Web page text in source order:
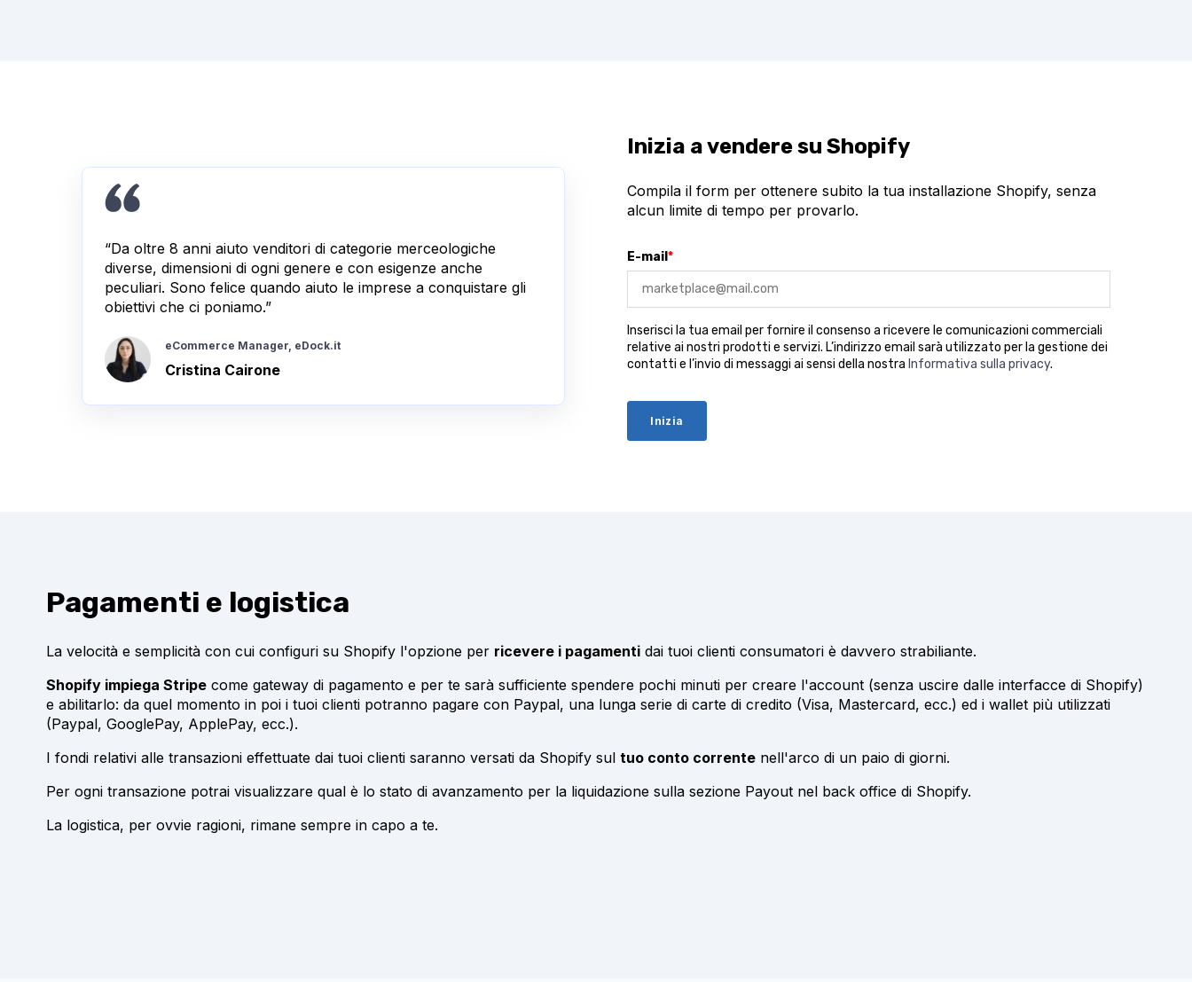
“Da oltre 8 anni aiuto venditori di categorie merceologiche
diverse, dimensioni di ogni genere e con esigenze anche
peculiari. Sono felice quando aiuto le imprese a conquistare gli
obiettivi che ci poniamo.”
eCommerce Manager, eDock.it
Cristina Cairone
Inizia a vendere su Shopify
Compila il form per ottenere subito la tua installazione Shopify, senza
alcun limite di tempo per provarlo.
E-mail*
Inserisci la tua email per fornire il consenso a ricevere le comunicazioni commerciali
relative ai nostri prodotti e servizi. L’indirizzo email sarà utilizzato per la gestione dei
contatti e l’invio di messaggi ai sensi della nostra Informativa sulla privacy.
Pagamenti e logistica
La velocità e semplicità con cui configuri su Shopify l'opzione per ricevere i pagamenti dai tuoi clienti consumatori è davvero strabiliante.
Shopify impiega Stripe come gateway di pagamento e per te sarà sufficiente spendere pochi minuti per creare l'account (senza uscire dalle interfacce di Shopify)
e abilitarlo: da quel momento in poi i tuoi clienti potranno pagare con Paypal, una lunga serie di carte di credito (Visa, Mastercard, ecc.) ed i wallet più utilizzati
(Paypal, GooglePay, ApplePay, ecc.).
I fondi relativi alle transazioni effettuate dai tuoi clienti saranno versati da Shopify sul tuo conto corrente nell'arco di un paio di giorni.
Per ogni transazione potrai visualizzare qual è lo stato di avanzamento per la liquidazione sulla sezione Payout nel back office di Shopify.
La logistica, per ovvie ragioni, rimane sempre in capo a te.